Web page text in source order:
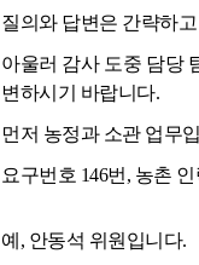
질의와 답변은 간략하
아울러 감사 도중 담당
변하시기 바랍니다.
먼저 농정과 소관 업무
요구번호 146번, 농촌
예, 안동석 위원입니다.